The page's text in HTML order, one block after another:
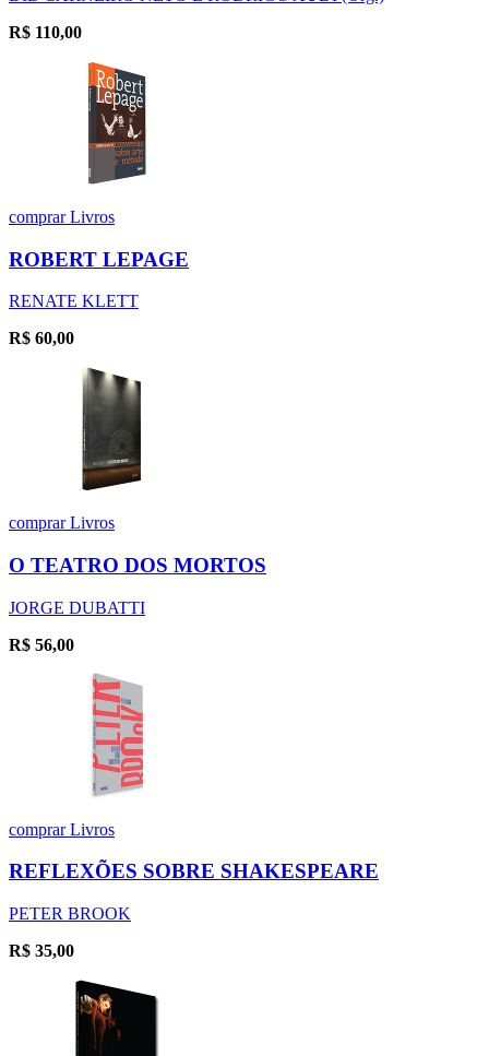
R$ 110,00
comprarLivros
ROBERT LEPAGE
RENATE KLETT
R$ 60,00
comprarLivros
O TEATRO DOS MORTOS
JORGE DUBATTI
R$ 56,00
comprarLivros
REFLEXÕES SOBRE SHAKESPEARE
PETER BROOK
R$ 35,00